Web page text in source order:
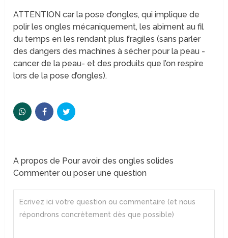
ATTENTION car la pose d’ongles, qui implique de
polir les ongles mécaniquement, les abiment au fil
du temps en les rendant plus fragiles (sans parler
des dangers des machines à sécher pour la peau -
cancer de la peau- et des produits que l’on respire
lors de la pose d’ongles).
A propos de Pour avoir des ongles solides
Commenter ou poser une question